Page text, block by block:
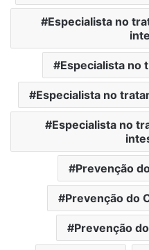
Especialista no
Especialista no
Especialista no
Especialista no
Prevenção
Prevenção do
Prevenção